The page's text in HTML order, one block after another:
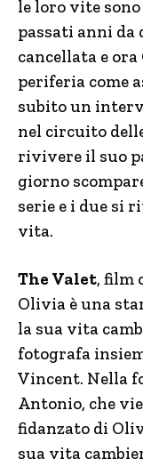
le loro vite
passati anni da
cancellata e
periferia come
subito un
nel circuito
rivivere il suo
giorno
serie e i due si
vita.
The Valet, film
Olivia è una
la sua vita
fotografa
Vincent. Nella
Antonio, che
fidanzato di
sua vita